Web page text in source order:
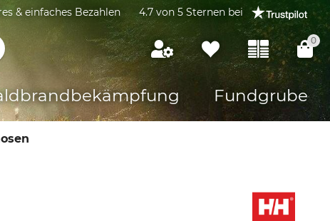
& einfaches Bezahlen 4.7 von 5 Sternen bei
0
Fundgrube